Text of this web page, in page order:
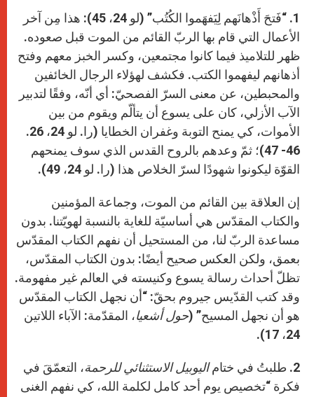
p
p
g
e
r
o
k
r 1.
“فَتحَ أَذْهانَهم لِيَفهَموا الكُتُب” (لو 24، 45): هذا مِن آخر
الأعمال التي قام بها الربّ القائم من الموت قبل صعوده.
ظهر للتلاميذ فيما كانوا مجتمعين، وكسر الخبز معهم وفتح
أذهانهم ليفهموا الكتب. فكشف لهؤلاء الرجال الخائفين
والمحبطين، عن معنى السرّ الفصحيّ: أي أنّه، وفقًا لتدبير
الآب الأزلي، كان على يسوع أن يتألّم ويقوم من بين
الأموات، كي يمنح التوبة وغفران الخطايا (را. لو 24، 26.
46- 47)؛ ثمّ وعدهم بالروح القدس الذي سوف يمنحهم
القوّة ليكونوا شهودًا لسرّ الخلاص هذا (را. لو 24، 49).
إن العلاقة بين القائم من الموت، وجماعة المؤمنين
والكتاب المقدّس هي أساسيّة للغاية بالنسبة لهويّتنا. بدون
مساعدة الربّ لنا، من المستحيل أن نفهم الكتاب المقدّس
بعمق، ولكن العكس صحيح أيضًا: بدون الكتاب المقدّس،
تظلّ أحداث رسالة يسوع وكنيسته في العالم غير مفهومة.
وقد كتب القدّيس جيروم بحقّ: “أن نجهل الكتاب المقدّس
هو أن نجهل المسيح” (حول أشعيا، المقدّمة: الآباء اللاتين
24، 17).
2. طلبتُ في ختاماليوبيل الاستثنائي للرحمة، التعمّقَ في
فكرة “تخصيص يوم أحد كامل لكلمة الله، كي نفهم الغنى